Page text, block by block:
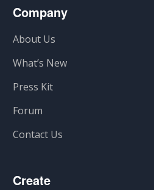
Company
About Us
What’s New
Press Kit
Forum
Contact Us
Create